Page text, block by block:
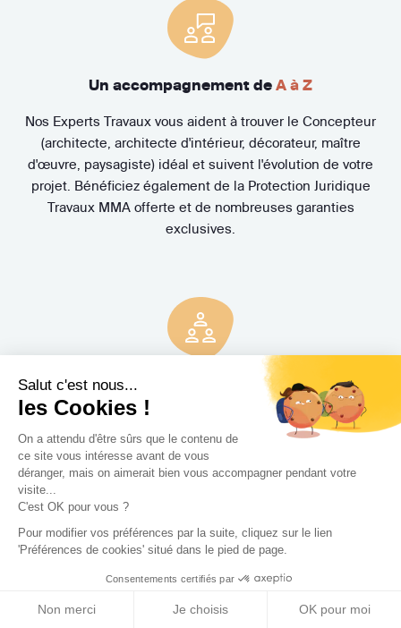
Salut c'est nous...
les Cookies !
On a attendu d'être sûrs que le contenu de
ce site vous intéresse avant de vous
déranger, mais on aimerait bien vous accompagner pendant votre
visite...
C'est OK pour vous ?
Pour modifier vos préférences par la suite, cliquez sur le lien
'Préférences de cookies' situé dans le pied de page.
Consentements certifiés par
Non merci Je choisis OK pour moi
Un accompagnement de A à Z
Nos Experts Travaux vous aident à trouver le Concepteur
(architecte, architecte d'intérieur, décorateur, maître
d'œuvre, paysagiste) idéal et suivent l'évolution de votre
projet. Bénéficiez également de la Protection Juridique
Travaux MMA offerte et de nombreuses garanties
exclusives.
3 rendez-vous gratuits
Pas de mauvaise surprise. Rencontrez gratuitement et sans
engagement trois Concepteurs et recevez en quelques
jours leur proposition d'accompagnement.